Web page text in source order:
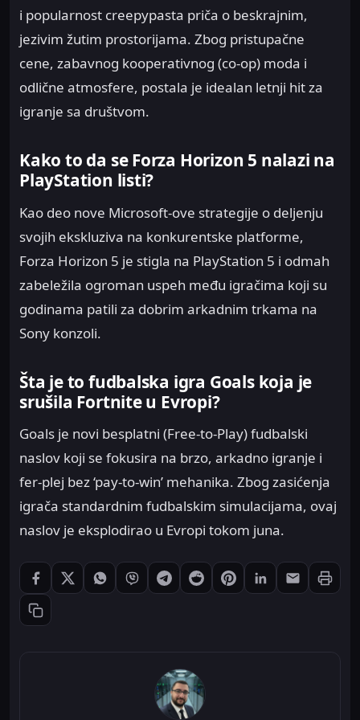
i popularnost creepypasta priča o beskrajnim,
jezivim žutim prostorijama. Zbog pristupačne
cene, zabavnog kooperativnog (co-op) moda i
odlične atmosfere, postala je idealan letnji hit za
igranje sa društvom.
Kako to da se Forza Horizon 5 nalazi na
PlayStation listi?
Kao deo nove Microsoft-ove strategije o deljenju
svojih ekskluziva na konkurentske platforme,
Forza Horizon 5 je stigla na PlayStation 5 i odmah
zabeležila ogroman uspeh među igračima koji su
godinama patili za dobrim arkadnim trkama na
Sony konzoli.
Šta je to fudbalska igra Goals koja je
srušila Fortnite u Evropi?
Goals je novi besplatni (Free-to-Play) fudbalski
naslov koji se fokusira na brzo, arkadno igranje i
fer-plej bez ‘pay-to-win’ mehanika. Zbog zasićenja
igrača standardnim fudbalskim simulacijama, ovaj
naslov je eksplodirao u Evropi tokom juna.
Podeli: Facebook
Podeli: XPodeli: WhatsApp
Podeli: Viber
Podeli: Telegram
Podeli: Reddit
Podeli: Pinterest
Podeli: LinkedIn
Podeli:
Kopiraj link